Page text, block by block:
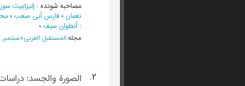
مصاحبه شونده : إلیزابیث
نعمان؛فارس أبی صعب؛
: أنطوان سیف؛
مجله:المستقبل العربی»سبتمبر 2013 - العدد 415
2. الصورة والجسد: